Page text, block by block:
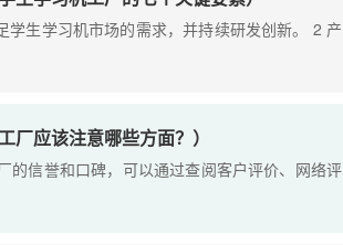
生学习机市场的需求，并持续研发创新。 2 产
应该注意哪些方面？）
的信誉和口碑，可以通过查阅客户评价、网络评